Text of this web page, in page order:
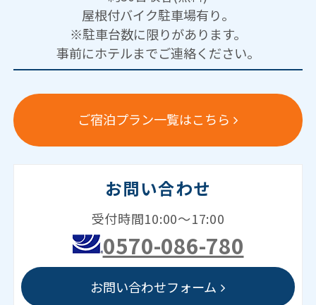
屋根付バイク駐車場有り。
※駐車台数に限りがあります。
事前にホテルまでご連絡ください。
ご宿泊プラン一覧はこちら
お問い合わせ
受付時間10:00～17:00
0570-086-780
お問い合わせフォーム